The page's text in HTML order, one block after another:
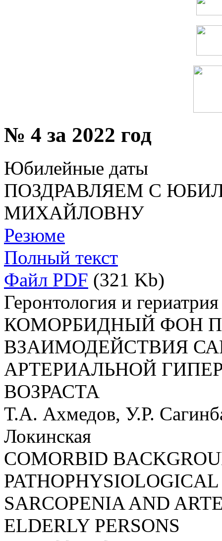
№ 4 за 2022 год
Юбилейные даты
ПОЗДРАВЛЯЕМ С
МИХАЙЛОВНУ
Резюме
Полный текст
Файл PDF (321 Kb)
Геронтология и гериатрия
КОМОРБИДНЫЙ ФОН
ВЗАИМОДЕЙСТВИЯ
АРТЕРИАЛЬНОЙ
ВОЗРАСТА
Т.А. Ахмедов, У.Р.
Локинская
COMORBID
SARCOPENIA AND
ELDERLY PERSONS